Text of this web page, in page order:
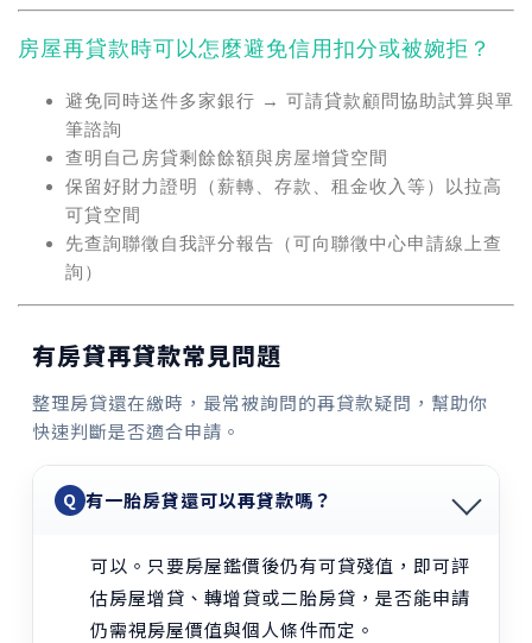
房屋再貸款時可以怎麼避免信用扣分或被婉拒？
避免同時送件多家銀行 → 可請貸款顧問協助試算與單
筆諮詢
查明自己房貸剩餘餘額與房屋增貸空間
保留好財力證明（薪轉、存款、租金收入等）以拉高
可貸空間
先查詢聯徵自我評分報告（可向聯徵中心申請線上查
詢）
有房貸再貸款常見問題
整理房貸還在繳時，最常被詢問的再貸款疑問，幫助你
快速判斷是否適合申請。
Q 有一胎房貸還可以再貸款嗎？
可以。只要房屋鑑價後仍有可貸殘值，即可評
估房屋增貸、轉增貸或二胎房貸，是否能申請
仍需視房屋價值與個人條件而定。